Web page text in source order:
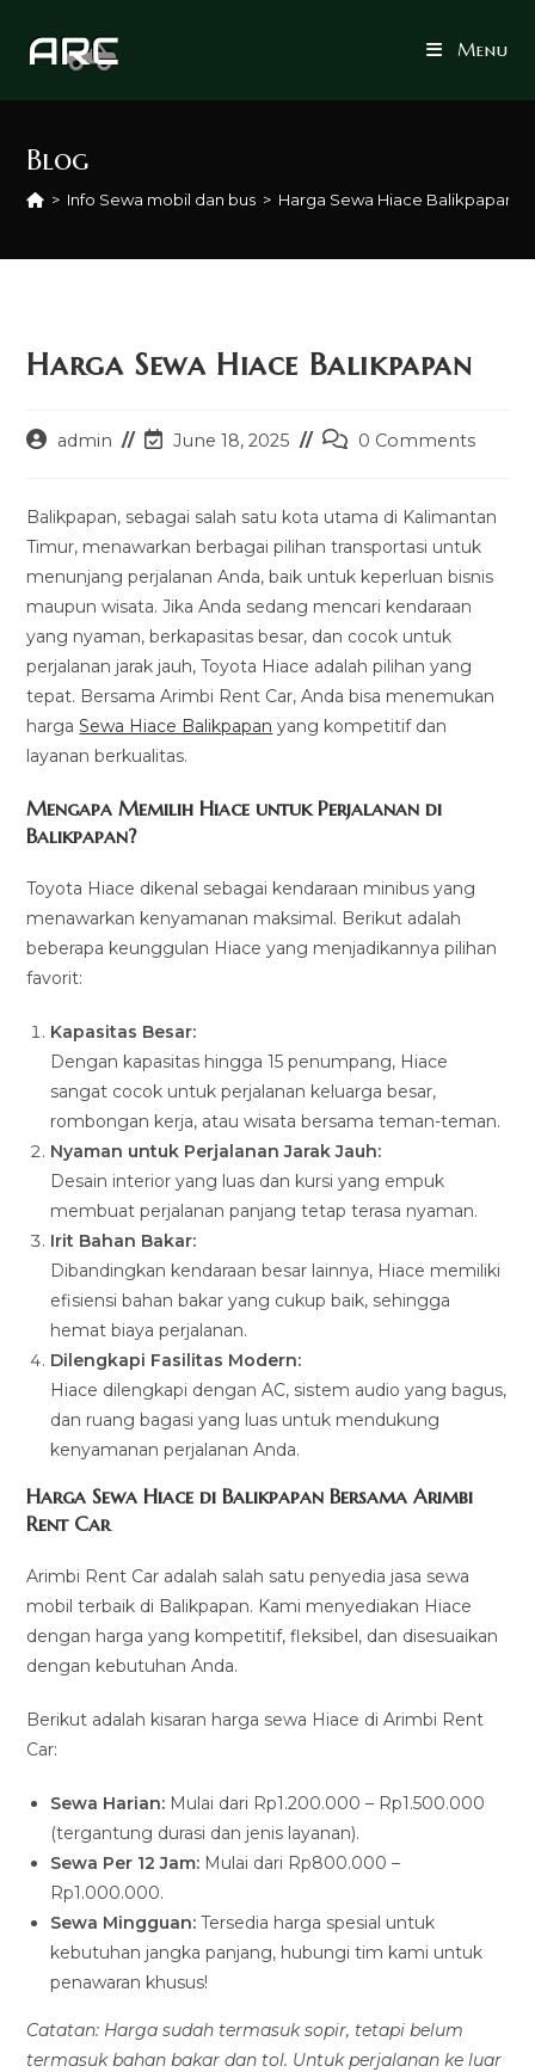
Menu
Blog
> Info Sewa mobil dan bus > Harga Sewa Hiace Balikpapan
Harga Sewa Hiace Balikpapan
Postadmin
PostJune 18, 2025
Post0 Comments
Balikpapan, sebagai salah satu kota utama di Kalimantan
Timur, menawarkan berbagai pilihan transportasi untuk
menunjang perjalanan Anda, baik untuk keperluan bisnis
maupun wisata. Jika Anda sedang mencari kendaraan
yang nyaman, berkapasitas besar, dan cocok untuk
perjalanan jarak jauh, Toyota Hiace adalah pilihan yang
tepat. Bersama Arimbi Rent Car, Anda bisa menemukan
hargaSewa Hiace Balikpapan yang kompetitif dan
layanan berkualitas.
Mengapa Memilih Hiace untuk Perjalanan di
Balikpapan?
Toyota Hiace dikenal sebagai kendaraan minibus yang
menawarkan kenyamanan maksimal. Berikut adalah
beberapa keunggulan Hiace yang menjadikannya pilihan
favorit:
Kapasitas Besar:
Dengan kapasitas hingga 15 penumpang, Hiace
sangat cocok untuk perjalanan keluarga besar,
rombongan kerja, atau wisata bersama teman-teman.
Nyaman untuk Perjalanan Jarak Jauh:
Desain interior yang luas dan kursi yang empuk
membuat perjalanan panjang tetap terasa nyaman.
Irit Bahan Bakar:
Dibandingkan kendaraan besar lainnya, Hiace memiliki
efisiensi bahan bakar yang cukup baik, sehingga
hemat biaya perjalanan.
Dilengkapi Fasilitas Modern:
Hiace dilengkapi dengan AC, sistem audio yang bagus,
dan ruang bagasi yang luas untuk mendukung
kenyamanan perjalanan Anda.
Harga Sewa Hiace di Balikpapan Bersama Arimbi
Rent Car
Arimbi Rent Car adalah salah satu penyedia jasa sewa
mobil terbaik di Balikpapan. Kami menyediakan Hiace
dengan harga yang kompetitif, fleksibel, dan disesuaikan
dengan kebutuhan Anda.
Berikut adalah kisaran harga sewa Hiace di Arimbi Rent
Car:
Sewa Harian: Mulai dari Rp1.200.000 – Rp1.500.000
(tergantung durasi dan jenis layanan).
Sewa Per 12 Jam: Mulai dari Rp800.000 –
Rp1.000.000.
Sewa Mingguan: Tersedia harga spesial untuk
kebutuhan jangka panjang, hubungi tim kami untuk
penawaran khusus!
Catatan: Harga sudah termasuk sopir, tetapi belum
termasuk bahan bakar dan tol. Untuk perjalanan ke luar